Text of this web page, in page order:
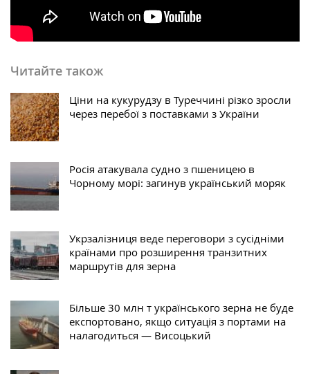
Читайте також
Ціни на кукурудзу в Туреччині різко зросли
через перебої з поставками з України
Росія атакувала судно з пшеницею в
Чорному морі: загинув український моряк
Укрзалізниця веде переговори з сусідніми
країнами про розширення транзитних
маршрутів для зерна
Більше 30 млн т українського зерна не буде
експортовано, якщо ситуація з портами на
налагодиться — Висоцький